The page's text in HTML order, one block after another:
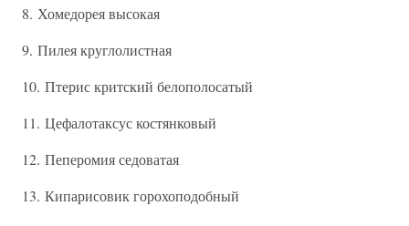
8. Хомедорея высокая
9. Пилея круглолистная
10. Птерис критский белополосатый
11. Цефалотаксус костянковый
12. Пеперомия седоватая
13. Кипарисовик горохоподобный